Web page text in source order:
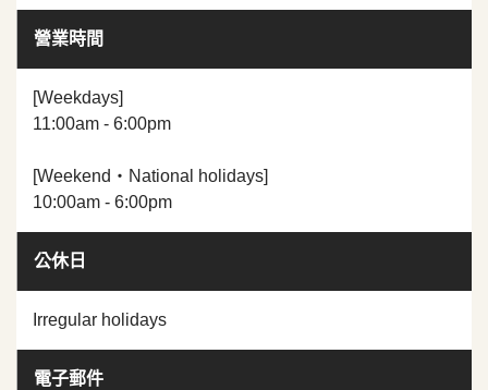
營業時間
[Weekdays]
11:00am - 6:00pm
[Weekend・National holidays]
10:00am - 6:00pm
公休日
Irregular holidays
電子郵件